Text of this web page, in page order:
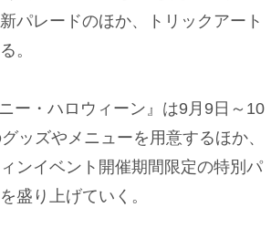
パレードのほか、トリックアート
。
ー・ハロウィーン』は9月9日～10
ッズやメニューを用意するほか、
ンイベント開催期間限定の特別パ
盛り上げていく。